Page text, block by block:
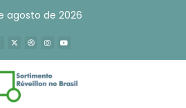
agosto de 2026